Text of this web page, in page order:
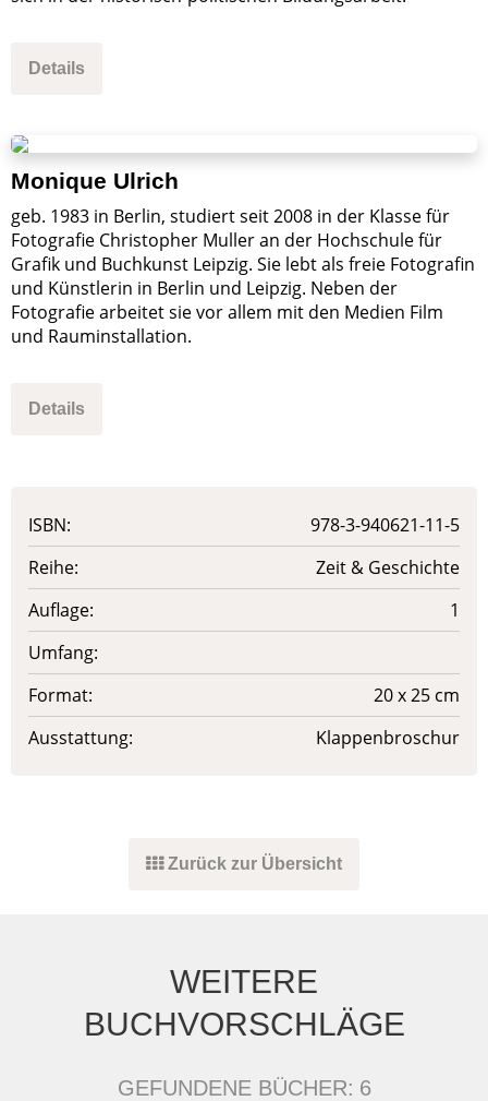
Details
Monique Ulrich
geb. 1983 in Berlin, studiert seit 2008 in der Klasse für
Fotografie Christopher Muller an der Hochschule für
Grafik und Buchkunst Leipzig. Sie lebt als freie Fotografin
und Künstlerin in Berlin und Leipzig. Neben der
Fotografie arbeitet sie vor allem mit den Medien Film
und Rauminstallation.
Details
ISBN:
978-3-940621-11-5
Reihe:
Zeit & Geschichte
Auflage:
1
Umfang:
Format:
20 x 25 cm
Ausstattung:
Klappenbroschur
Zurück zur Übersicht
WEITERE
BUCHVORSCHLÄGE
GEFUNDENE BÜCHER: 6